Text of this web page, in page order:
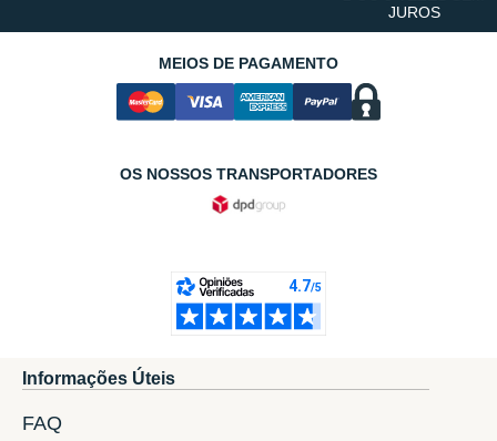
JUROS
MEIOS DE PAGAMENTO
OS NOSSOS TRANSPORTADORES
Informações Úteis
FAQ